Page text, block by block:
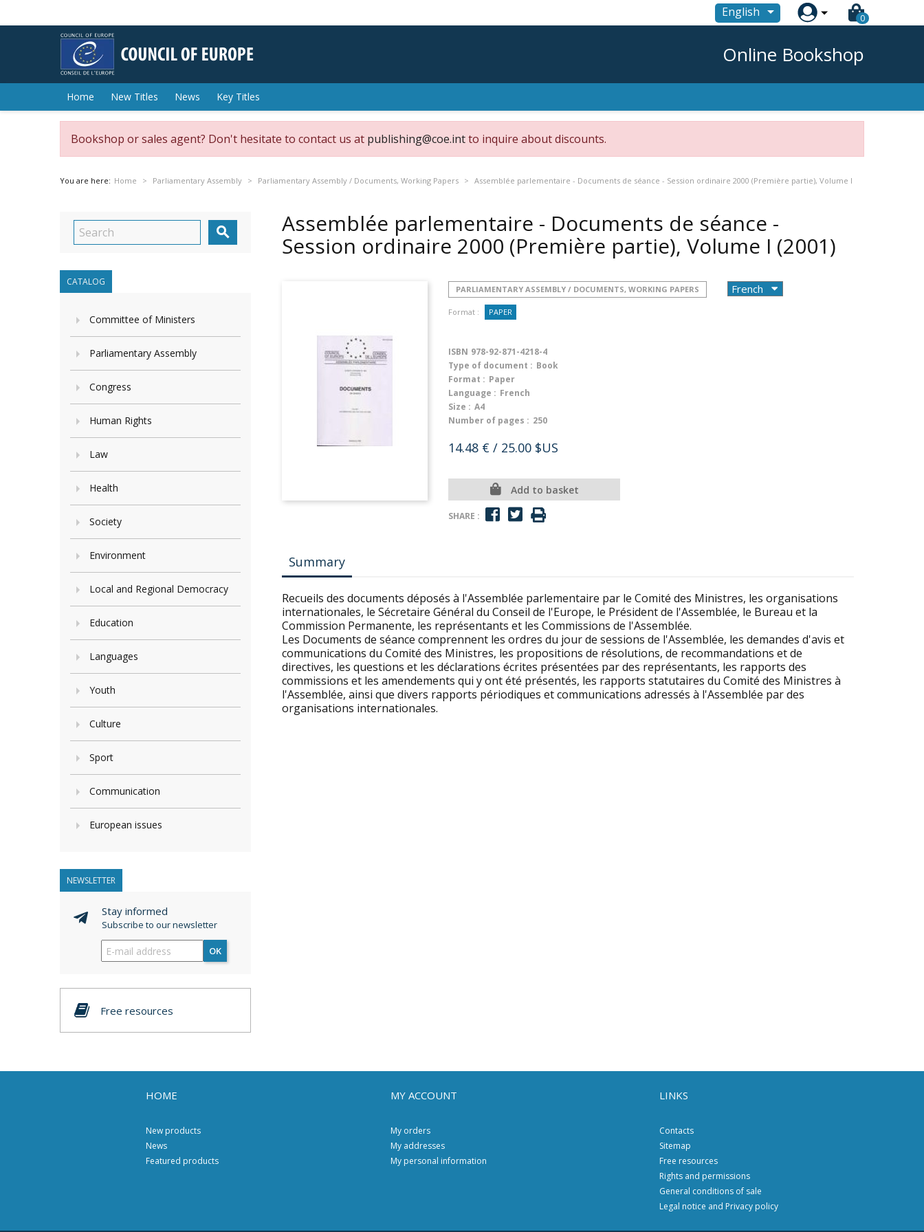
English  0
Online Bookshop
Home New Titles News Key Titles
Bookshop or sales agent? Don't hesitate to contact us at publishing@coe.intto inquire about discounts.
You are here: Home Parliamentary Assembly Parliamentary Assembly / Documents, Working Papers Assemblée parlementaire - Documents de séance - Session ordinaire 2000 (Première partie), Volume I

CATALOG
Committee of Ministers
Parliamentary Assembly
Congress
Human Rights
Law
Health
Society
Environment
Local and Regional Democracy
Education
Languages
Youth
Culture
Sport
Communication
European issues
NEWSLETTER
Stay informed
Subscribe to our newsletter
OK
Free resources
Assemblée parlementaire - Documents de séance -
Session ordinaire 2000 (Première partie), Volume I (2001)
PARLIAMENTARY ASSEMBLY / DOCUMENTS, WORKING PAPERS
Format : PAPER
ISBN 978-92-871-4218-4
Type of document : Book
Format : Paper
Language : French
Size : A4
Number of pages : 250
14.48 € / 25.00 $US
Add to basket
SHARE :
Summary
Recueils des documents déposés à l'Assemblée parlementaire par le Comité des Ministres, les organisations
internationales, le Sécretaire Général du Conseil de l'Europe, le Président de l'Assemblée, le Bureau et la
Commission Permanente, les représentants et les Commissions de l'Assemblée.
Les Documents de séance comprennent les ordres du jour de sessions de l'Assemblée, les demandes d'avis et
communications du Comité des Ministres, les propositions de résolutions, de recommandations et de
directives, les questions et les déclarations écrites présentées par des représentants, les rapports des
commissions et les amendements qui y ont été présentés, les rapports statutaires du Comité des Ministres à
l'Assemblée, ainsi que divers rapports périodiques et communications adressés à l'Assemblée par des
organisations internationales.
HOME
New products
News
Featured products
MY ACCOUNT
My orders
My addresses
My personal information
LINKS
Contacts
Sitemap
Free resources
Rights and permissions
General conditions of sale
Legal notice and Privacy policy